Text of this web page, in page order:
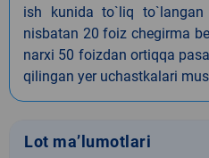
ish kunida to`liq
nisbatan 20 foiz chegirma
narxi 50 foizdan ortiqqa
qilingan yer uchastkalari
Lot ma’lumotlari